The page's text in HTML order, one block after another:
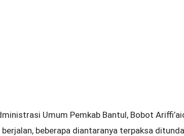
Umum Pemkab Bantul, Bobot
beberapa diantaranya terpaksa